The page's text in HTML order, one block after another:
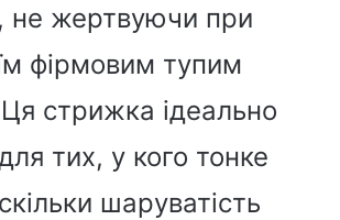
не жертвуючи при
фірмовим тупим
стрижка ідеально
тих, у кого тонке
шаруватість